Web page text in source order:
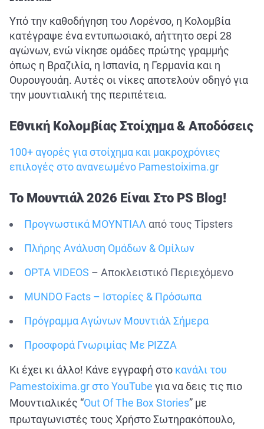
Υπό την καθοδήγηση του Λορένσο, η Κολομβία
κατέγραψε ένα εντυπωσιακό, αήττητο σερί 28
αγώνων, ενώ νίκησε ομάδες πρώτης γραμμής
όπως η Βραζιλία, η Ισπανία, η Γερμανία και η
Ουρουγουάη. Αυτές οι νίκες αποτελούν οδηγό για
την μουντιαλική της περιπέτεια.
Εθνική Κολομβίας Στοίχημα & Αποδόσεις
100+ αγορές για στοίχημα και μακροχρόνιες
επιλογές στο ανανεωμένο Pamestoixima.gr
Το Μουντιάλ 2026 Είναι Στο PS Blog!
Προγνωστικά ΜΟΥΝΤΙΑΛ από τους Tipsters
Πλήρης Ανάλυση Ομάδων & Ομίλων
OPTA VIDEOS – Αποκλειστικό Περιεχόμενο
MUNDO Facts – Ιστορίες & Πρόσωπα
Πρόγραμμα Αγώνων Μουντιάλ Σήμερα
Προσφορά Γνωριμίας Με PIZZA
Κι έχει κι άλλο! Κάνε εγγραφή στο κανάλι του
Pamestoixima.gr στο YouTube για να δεις τις πιο
Μουντιαλικές “Out Of The Box Stories” με
πρωταγωνιστές τους Χρήστο Σωτηρακόπουλο,